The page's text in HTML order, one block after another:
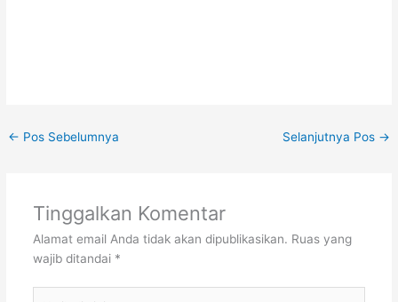
← Pos Sebelumnya Selanjutnya Pos →
Tinggalkan Komentar
Alamat email Anda tidak akan dipublikasikan. Ruas yang
wajib ditandai *